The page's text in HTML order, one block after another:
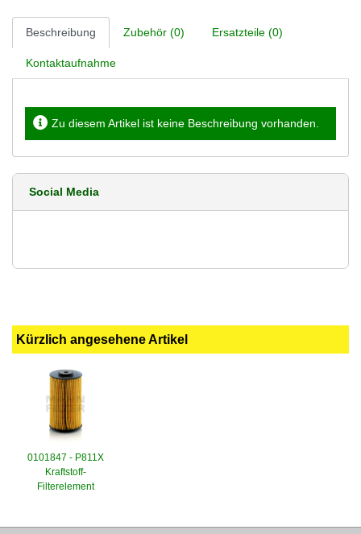
Beschreibung Zubehör (0) Ersatzteile (0)
Kontaktaufnahme
Zu diesem Artikel ist keine Beschreibung vorhanden.
Social Media
Kürzlich angesehene Artikel
0101847 - P811X
Kraftstoff-
Filterelement